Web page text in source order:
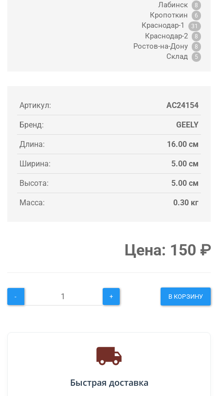
Лабинск 8
Кропоткин 6
Краснодар-1 31
Краснодар-2 8
Ростов-на-Дону 8
Склад 5
Артикул: AC24154
Бренд: GEELY
Длина: 16.00 см
Ширина: 5.00 см
Высота: 5.00 см
Масса: 0.30 кг
Цена: 150 ₽
- + В КОРЗИНУ
Быстрая доставка